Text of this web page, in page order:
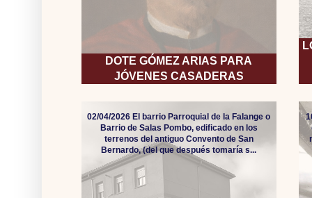
DOTE GÓMEZ ARIAS PARA
JÓVENES CASADERAS
02/04/2026 El barrio Parroquial de la Falange o
Barrio de Salas Pombo, edificado en los
terrenos del antiguo Convento de San
Bernardo, (del que después tomaría s...